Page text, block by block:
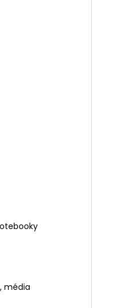
média